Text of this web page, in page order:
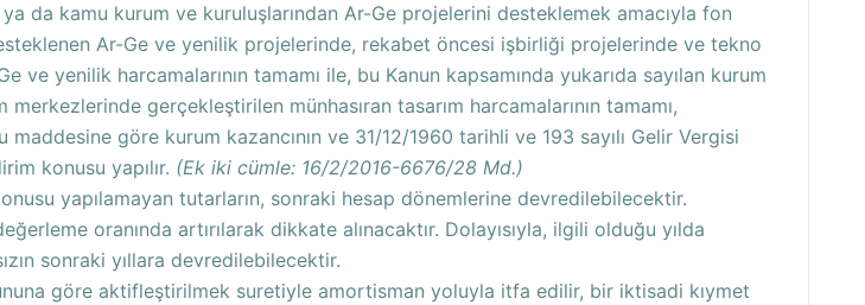
da kamu kurum ve kuruluşlarından Ar-Ge projelerini desteklemek amacıyla fon
Ar-Ge ve yenilik projelerinde, rekabet öncesi işbirliği projelerinde ve tekno
yenilik harcamalarının tamamı ile, bu Kanun kapsamında yukarıda sayılan kurum
gerçekleştirilen münhasıran tasarım harcamalarının tamamı,
göre kurum kazancının ve 31/12/1960 tarihli ve 193 sayılı Gelir Vergisi
konusu yapılır. (Ek iki cümle: 16/2/2016-6676/28 Md.)
yapılamayan tutarların, sonraki hesap dönemlerine devredilebilecektir.
oranında artırılarak dikkate alınacaktır. Dolayısıyla, ilgili olduğu yılda
sonraki yıllara devredilebilecektir.
göre aktifleştirilmek suretiyle amortisman yoluyla itfa edilir, bir iktisadi kıymet